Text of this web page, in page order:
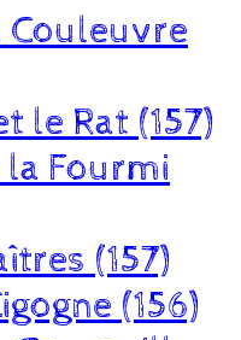
Couleuvre
le Rat (157)
la Fourmi
(157)
(156)